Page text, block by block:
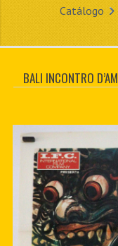
Catálogo
BALI INCONTRO